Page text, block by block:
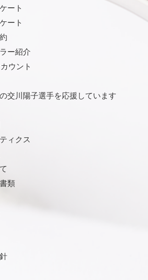
ート
ート
ー紹介
ウント
交川陽子選手を応援しています
ィクス
類